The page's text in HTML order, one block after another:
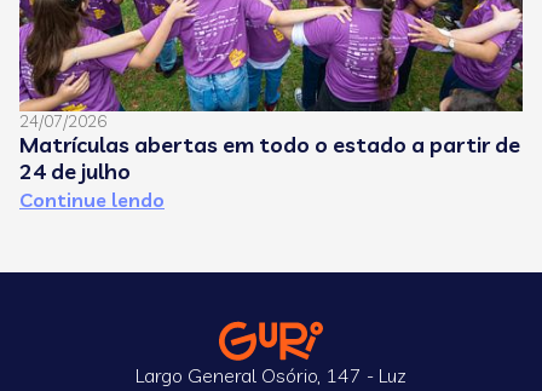
24/07/2026
Matrículas abertas em todo o estado a partir de
24 de julho
Continue lendo
Largo General Osório, 147 - Luz